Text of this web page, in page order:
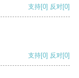
支持[0] 反对[0]
支持[0] 反对[0]